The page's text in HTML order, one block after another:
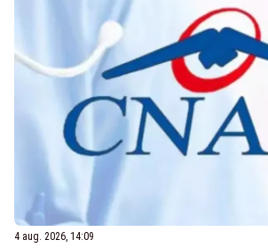
4 aug. 2026, 14:09